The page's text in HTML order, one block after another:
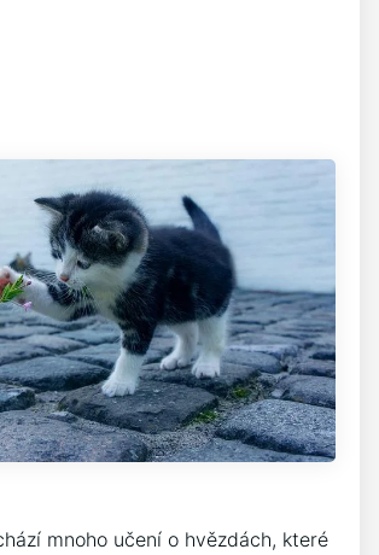
mnoho učení o hvězdách, které